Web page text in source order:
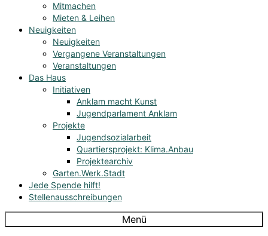
Mitmachen
Mieten & Leihen
Neuigkeiten
Neuigkeiten
Vergangene Veranstaltungen
Veranstaltungen
Das Haus
Initiativen
Anklam macht Kunst
Jugendparlament Anklam
Projekte
Jugendsozialarbeit
Quartiersprojekt: Klima.Anbau
Projektearchiv
Garten.Werk.Stadt
Jede Spende hilft!
Stellenausschreibungen
Menü